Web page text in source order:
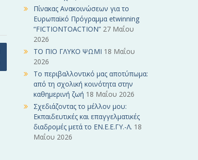
Πίνακας Ανακοινώσεων για το
Ευρωπαϊκό Πρόγραμμα etwinning
“FICTIONTOACTION” 27 Μαΐου
2026
ΤΟ ΠΙΟ ΓΛΥΚΟ ΨΩΜΙ 18 Μαΐου
2026
Το περιβαλλοντικό μας αποτύπωμα:
από τη σχολική κοινότητα στην
καθημερινή ζωή 18 Μαΐου 2026
Σχεδιάζοντας το μέλλον μου:
Εκπαιδευτικές και επαγγελματικές
διαδρομές μετά το ΕΝ.Ε.Ε.ΓΥ.-Λ. 18
Μαΐου 2026